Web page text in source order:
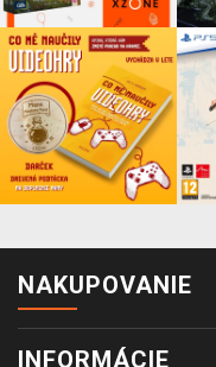
NAKUPOVANIE
INFORMÁCIE